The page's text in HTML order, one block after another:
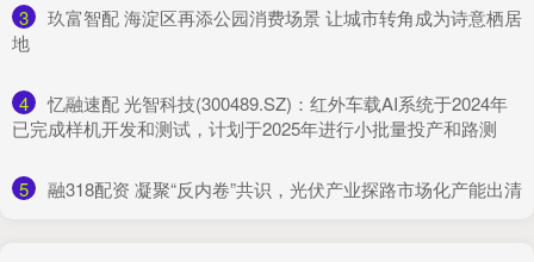
3
​玖富智配 海淀区再添公园消费场景 让城市转角成为诗意栖居
地
4
​忆融速配 光智科技(300489.SZ)：红外车载AI系统于2024年
已完成样机开发和测试，计划于2025年进行小批量投产和路测
5 ​融318配资 凝聚“反内卷”共识，光伏产业探路市场化产能出清